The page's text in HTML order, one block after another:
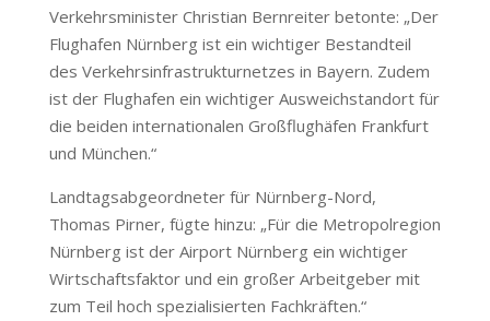
Verkehrsminister Christian Bernreiter betonte: „Der
Flughafen Nürnberg ist ein wichtiger Bestandteil
des Verkehrsinfrastrukturnetzes in Bayern. Zudem
ist der Flughafen ein wichtiger Ausweichstandort für
die beiden internationalen Großflughäfen Frankfurt
und München.“
Landtagsabgeordneter für Nürnberg-Nord,
Thomas Pirner, fügte hinzu: „Für die Metropolregion
Nürnberg ist der Airport Nürnberg ein wichtiger
Wirtschaftsfaktor und ein großer Arbeitgeber mit
zum Teil hoch spezialisierten Fachkräften.“